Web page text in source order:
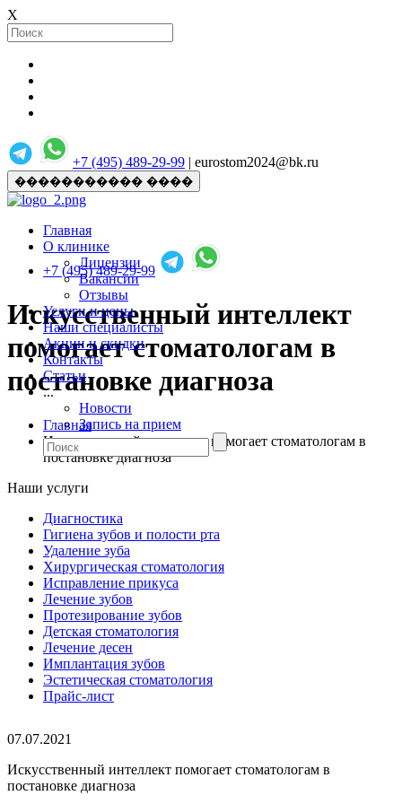
X
+7 (495) 489-29-99 | eurostom2024@bk.ru
����������� ����
Главная
О клинике
Лицензии
Вакансии
Отзывы
Услуги и цены
Наши специалисты
Акции и скидки
Контакты
Статьи
...
Новости
Запись на прием
+7 (495) 489-29-99
Искусственный интеллект
помогает стоматологам в
постановке диагноза
Главная
Искусственный интеллект помогает стоматологам в
постановке диагноза
Наши услуги
Диагностика
Гигиена зубов и полости рта
Удаление зуба
Хирургическая стоматология
Исправление прикуса
Лечение зубов
Протезирование зубов
Детская стоматология
Лечение десен
Имплантация зубов
Эстетическая стоматология
Прайс-лист
07.07.2021
Искусственный интеллект помогает стоматологам в
постановке диагноза